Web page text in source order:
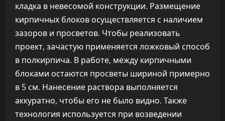
кладка в невесомой конструкции. Размещение
кирпичных блоков осуществляется с наличием
зазоров и просветов. Чтобы реализовать
проект, зачастую применяется ложковый способ
в полкирпича. В работе, между кирпичными
блоками остаются просветы шириной примерно
в 5 см. Нанесение раствора выполняется
аккуратно, чтобы его не было видно. Также
технология используется при возведении